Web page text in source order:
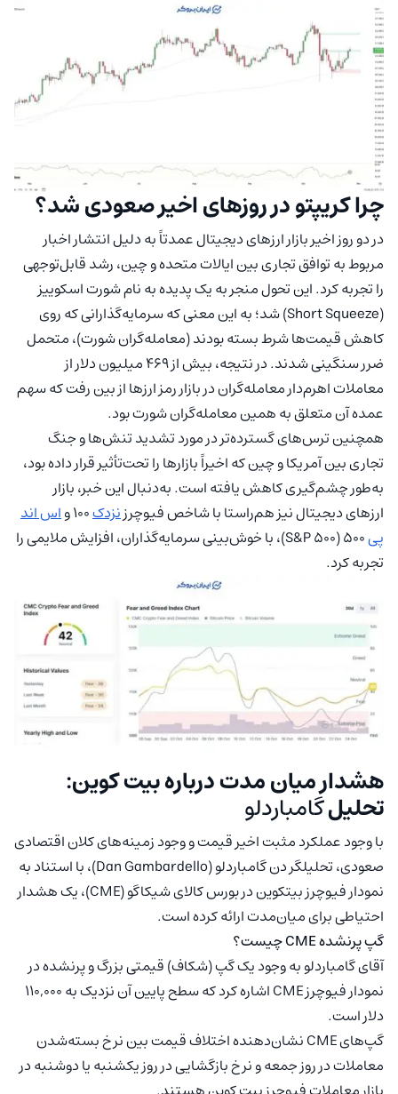
چرا کریپتو در روزهای اخیر صعودی شد؟
در دو روز اخیر بازار ارزهای دیجیتال عمدتاً به دلیل انتشار اخبار
مربوط به توافق تجاری بین ایالات متحده و چین، رشد قابل‌توجهی
را تجربه کرد. این تحول منجر به یک پدیده به نام شورت اسکوییز
(Short Squeeze) شد؛ به این معنی که سرمایه‌گذارانی که روی
کاهش قیمت‌ها شرط بسته بودند (معامله‌گران شورت)، متحمل
ضرر سنگینی شدند. در نتیجه، بیش از ۴۶۹ میلیون دلار از
معاملات اهرم‌دار معامله‌گران در بازار رمز ارزها از بین رفت که سهم
عمده آن متعلق به همین معامله‌گران شورت بود.
همچنین ترس‌های گسترده‌تر در مورد تشدید تنش‌ها و جنگ
تجاری بین آمریکا و چین که اخیراً بازارها را تحت‌تأثیر قرار داده بود،
به‌طور چشم‌گیری کاهش یافته است. به‌دنبال این خبر، بازار
ارزهای دیجیتال نیز هم‌راستا با شاخص فیوچرزنزدک
اس اند
پی
۵۰۰ (S&P 500)، با خوش‌بینی سرمایه‌گذاران، افزایش ملایمی را
تجربه کرد.
هشدار میان مدت درباره بیت کوین:
تحلیلگامباردلو
با وجود عملکرد مثبت اخیر قیمت و وجود زمینه‌های کلان اقتصادی
صعودی، تحلیلگر دن گامباردلو (Dan Gambardello)، با استناد به
نمودار فیوچرز بیتکوین در بورس کالای شیکاگو (CME)، یک هشدار
احتیاطی برای میان‌مدت ارائه کرده است.
گپ پرنشده CME چیست؟
آقای گامباردلو به وجود یک گپ (شکاف) قیمتی بزرگ و پرنشده در
نمودار فیوچرز CME اشاره کرد که سطح پایین آن نزدیک به ۱۱۰,۰۰۰
دلار است.
گپ‌های CME نشان‌دهنده اختلاف قیمت بین نرخ بسته‌شدن
معاملات در روز جمعه و نرخ بازگشایی در روز یکشنبه یا دوشنبه در